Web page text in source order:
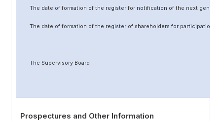
The date of formation of the register for notification of the next
The date of formation of the register of shareholders for participation
The Supervisory Board
Prospectures and Other Information